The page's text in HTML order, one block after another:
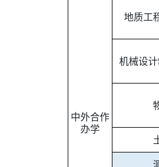
中外合作
办学
地质工
机械设